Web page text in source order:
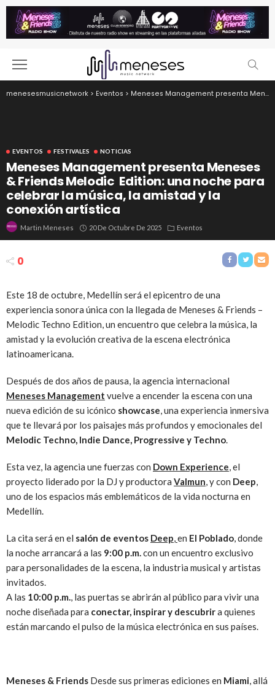
menesesmusicnetwork > Eventos > Meneses Management presenta Meneses & Friends Melodic Edition: una noche para celebrar la música, la amistad y la conexión artística
EVENTOS FESTIVALES NOTICIAS
Meneses Management presenta Meneses
& Friends Melodic Edition: una noche para
celebrar la música, la amistad y la
conexión artística
Martin Meneses 20 De Octubre De 2025 Eventos
0
Este 18 de octubre, Medellín será el epicentro de una
experiencia sonora única con la llegada de Meneses & Friends –
Melodic Techno Edition, un encuentro que celebra la música, la
amistad y la evolución creativa de la escena electrónica
latinoamericana.
Después de dos años de pausa, la agencia internacional
Meneses Management vuelve a encender la escena con una
nueva edición de su icónico showcase, una experiencia inmersiva
que te llevará por los paisajes más profundos y emocionales del
Melodic Techno, Indie Dance, Progressive y Techno.
Esta vez, la agencia une fuerzas con Down Experience, el
proyecto liderado por la DJ y productora Valmun, y con Deep,
uno de los espacios más emblemáticos de la vida nocturna en
Medellín.
La cita será en el salón de eventos Deep,en El Poblado, donde
la noche arrancará a las 9:00 p.m.con un encuentro exclusivo
para personalidades de la escena, la industria musical y artistas
invitados.
A las 10:00 p.m., las puertas se abrirán al público para vivir una
noche diseñada para conectar, inspirar y descubrira quienes
están marcando el pulso de la música electrónica en sus países.
Meneses & Friends Desde sus primeras ediciones en Miami, allá